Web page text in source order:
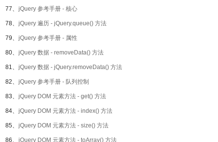
77、 jQuery 参考手册 - 核心
78、 jQuery 遍历 - jQuery.queue() 方法
79、 jQuery 参考手册 - 属性
80、 jQuery 数据 - removeData() 方法
81、 jQuery 数据 - jQuery.removeData() 方法
82、 jQuery 参考手册 - 队列控制
83、 jQuery DOM 元素方法 - get() 方法
84、 jQuery DOM 元素方法 - index() 方法
85、 jQuery DOM 元素方法 - size() 方法
86、 jQuery DOM 元素方法 - toArray() 方法